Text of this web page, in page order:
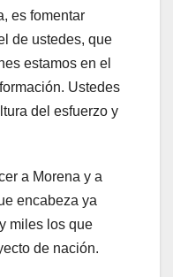
es fomentar
de ustedes, que
estamos en el
Ustedes
del esfuerzo y
a Morena y a
encabeza ya
miles los que
de nación.